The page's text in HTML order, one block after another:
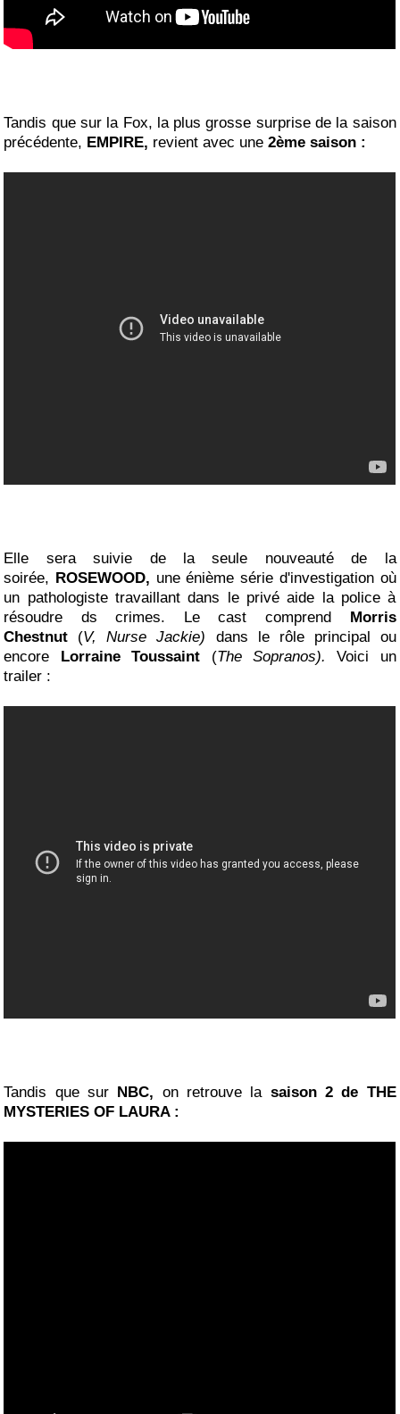
Tandis que sur la Fox, la plus grosse surprise de la saison
précédente, EMPIRE, revient avec une2ème saison :
Elle sera suivie de la seule nouveauté de la
soirée, ROSEWOOD, une énième série d'investigation où
un pathologiste travaillant dans le privé aide la police à
résoudre ds crimes. Le cast comprend
Morris
Chestnut (V, Nurse Jackie) dans le rôle principal ou
encore
Lorraine Toussaint (The Sopranos). Voici un
trailer :
Tandis que sur NBC, on retrouve la saison 2 de THE
MYSTERIES OF LAURA :